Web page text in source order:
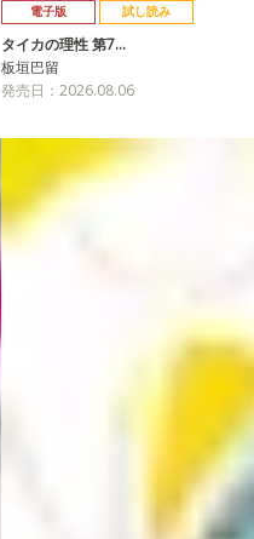
電子版 試し読み
タイカの理性 第7…
板垣巴留
発売日：2026.08.06